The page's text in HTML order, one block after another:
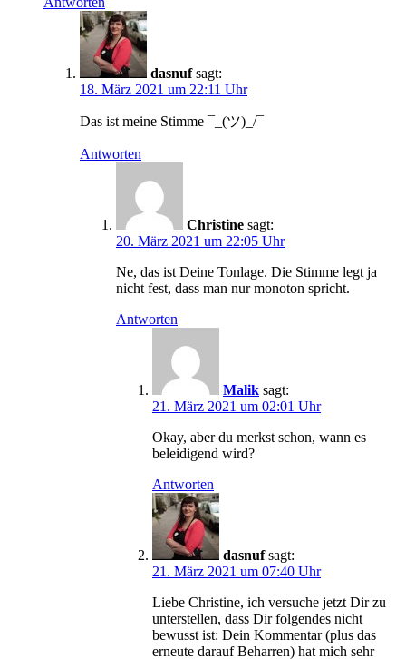
dasnuf sagt:
18. März 2021 um 22:11 Uhr
Das ist meine Stimme ¯_(ツ)_/¯
Antworten
Christine sagt:
20. März 2021 um 22:05 Uhr
Ne, das ist Deine Tonlage. Die Stimme legt ja
nicht fest, dass man nur monoton spricht.
Antworten
Malik sagt:
21. März 2021 um 02:01 Uhr
Okay, aber du merkst schon, wann es
beleidigend wird?
Antworten
dasnuf sagt:
21. März 2021 um 07:40 Uhr
Liebe Christine, ich versuche jetzt Dir zu
unterstellen, dass Dir folgendes nicht
bewusst ist: Dein Kommentar (plus das
erneute darauf Beharren) hat mich sehr